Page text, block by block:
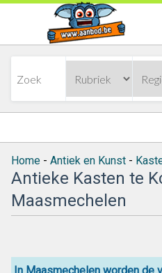
Home - Antiek en Kunst -
Antieke Kasten te
Maasmechelen